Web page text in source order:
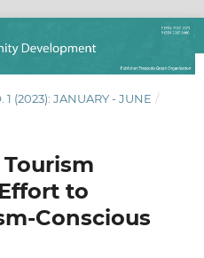
1 (2023): JANUARY - JUNE /
to
Conscious